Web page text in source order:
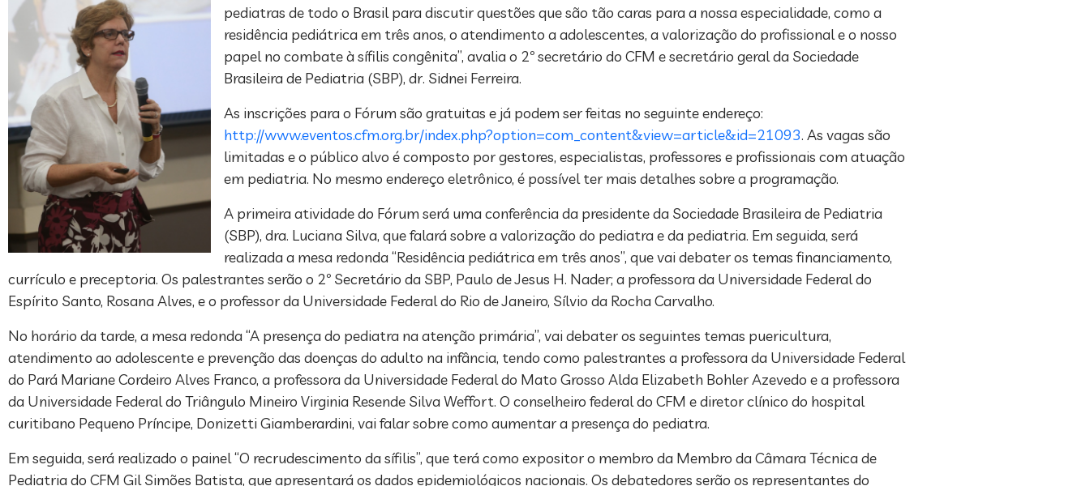
pediatras de todo o Brasil para discutir questões que são tão caras para a nossa especialidade, como a
residência pediátrica em três anos, o atendimento a adolescentes, a valorização do profissional e o nosso
papel no combate à sífilis congênita”, avalia o 2º secretário do CFM e secretário geral da Sociedade
Brasileira de Pediatria (SBP), dr. Sidnei Ferreira.
As inscrições para o Fórum são gratuitas e já podem ser feitas no seguinte endereço:
http://www.eventos.cfm.org.br/index.php?option=com_content&view=article&id=21093. As vagas são
limitadas e o público alvo é composto por gestores, especialistas, professores e profissionais com atuação
em pediatria. No mesmo endereço eletrônico, é possível ter mais detalhes sobre a programação.
A primeira atividade do Fórum será uma conferência da presidente da Sociedade Brasileira de Pediatria
(SBP), dra. Luciana Silva, que falará sobre a valorização do pediatra e da pediatria. Em seguida, será
realizada a mesa redonda “Residência pediátrica em três anos”, que vai debater os temas financiamento,
currículo e preceptoria. Os palestrantes serão o 2º Secretário da SBP, Paulo de Jesus H. Nader; a professora da Universidade Federal do
Espírito Santo, Rosana Alves, e o professor da Universidade Federal do Rio de Janeiro, Sílvio da Rocha Carvalho.
No horário da tarde, a mesa redonda “A presença do pediatra na atenção primária”, vai debater os seguintes temas puericultura,
atendimento ao adolescente e prevenção das doenças do adulto na infância, tendo como palestrantes a professora da Universidade Federal
do Pará Mariane Cordeiro Alves Franco, a professora da Universidade Federal do Mato Grosso Alda Elizabeth Bohler Azevedo e a professora
da Universidade Federal do Triângulo Mineiro Virginia Resende Silva Weffort. O conselheiro federal do CFM e diretor clínico do hospital
curitibano Pequeno Príncipe, Donizetti Giamberardini, vai falar sobre como aumentar a presença do pediatra.
Em seguida, será realizado o painel “O recrudescimento da sífilis”, que terá como expositor o membro da Membro da Câmara Técnica de
Pediatria do CFM Gil Simões Batista, que apresentará os dados epidemiológicos nacionais. Os debatedores serão os representantes do